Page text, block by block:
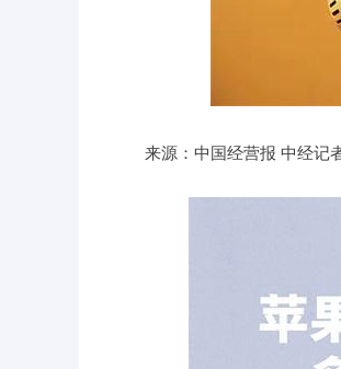
来源：中国经营报 中经记